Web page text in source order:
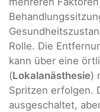
Rolle. Die
kann über eine
(Lokalanästhesie)
Spritzen erfolgen.
ausgeschaltet,